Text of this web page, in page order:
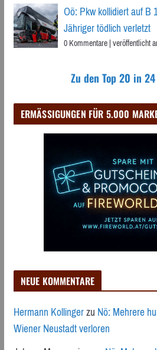
Oö: Pkw kollidiert auf
Jähriger tödlich verletzt
0 Kommentare|veröffentlicht
Zu den Top 20 in
ERMÄSSIGUNGEN FÜR 5.000
NEUE KOMMENTARE
Hermann KollingerzuNö: Mehrere
Wiener Neustadt verloren